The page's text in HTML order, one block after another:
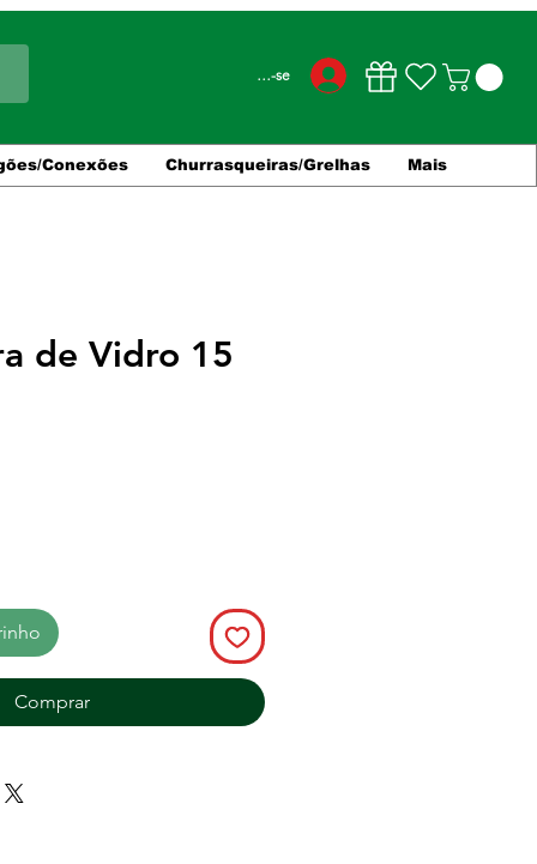
Conecte-se
Conexões Churrasqueiras/Grelhas Mais
de Vidro 15
Comprar